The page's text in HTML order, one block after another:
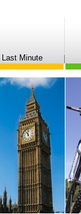
Last Minute